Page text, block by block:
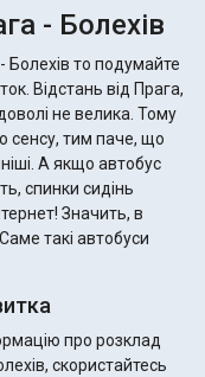
- Болехів
Болехів то подумайте
Відстань від Прага,
не велика. Тому
сенсу, тим паче, що
спинки сидінь
Значить, в
такі автобуси
про розклад
скористайтесь